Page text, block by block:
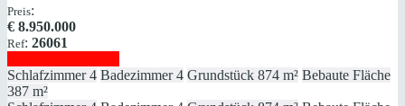
Preis:
€ 8.950.000
Ref: 26061
Schlafzimmer 4 Badezimmer 4 Grundstück 874 m² Bebaute Fläche
387 m²